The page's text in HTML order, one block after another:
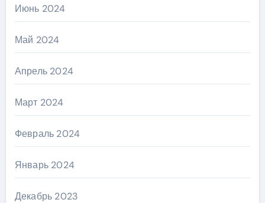
Июнь 2024
Май 2024
Апрель 2024
Март 2024
Февраль 2024
Январь 2024
Декабрь 2023